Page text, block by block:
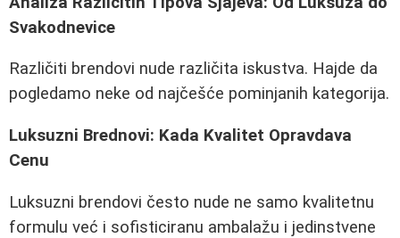
Svakodnevice
Različiti brendovi nude različita iskustva. Hajde da
pogledamo neke od najčešće pominjanih kategorija.
Luksuzni Brednovi: Kada Kvalitet Opravdava
Cenu
Luksuzni brendovi često nude ne samo kvalitetnu
formulu već i sofisticiranu ambalažu i jedinstvene